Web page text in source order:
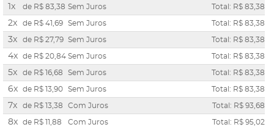
1x de R$ 83,38 Sem Juros Total: R$ 83,38
2x de R$ 41,69 Sem Juros Total: R$ 83,38
3x de R$ 27,79 Sem Juros Total: R$ 83,38
4x de R$ 20,84 Sem Juros Total: R$ 83,38
5x de R$ 16,68 Sem Juros Total: R$ 83,38
6x de R$ 13,90 Sem Juros Total: R$ 83,38
7x de R$ 13,38 Com Juros Total: R$ 93,68
8x de R$ 11,88 Com Juros Total: R$ 95,02